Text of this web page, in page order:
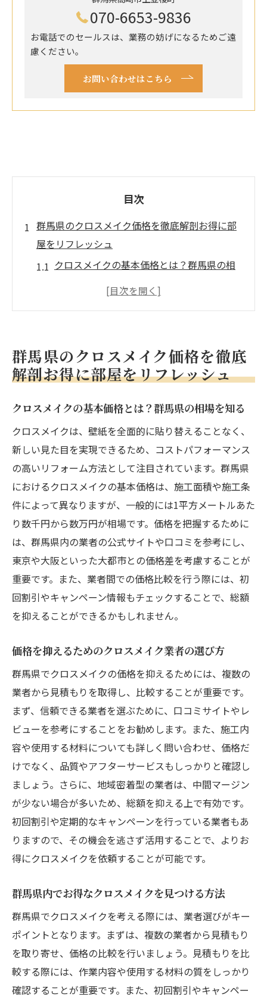
070-6653-9836
お電話でのセールスは、業務の妨げになるためご遠
慮ください。
お問い合わせはこちら
目次
群馬県のクロスメイク価格を徹底解剖お得に部
屋をリフレッシュ
クロスメイクの基本価格とは？群馬県の相
方法
クロスメイクとリフォームの違いは？価格
の比較
用
価格交渉で得するクロスメイクのテクニッ
ク
初めてのクロスメイク選び群馬県で失敗しない
ための価格比較
初めてクロスメイクを選ぶときの基本知識
群馬県のクロスメイク業者の選び方ガイド
見積もりを比較するためのポイント
クロスメイクの価格に影響を与える要素と
は？
る方法
群馬県内クロスメイク業者の選び方と価格を抑
信頼できるクロスメイク業者の見つけ方
価格を抑えるための交渉術
群馬県でのクロスメイク業者の評判を確認
する方法
初回割引を活用したお得なクロスメイク方
法
価格と品質のバランスが取れた業者選び
のヒント
クロスメイクで群馬県の住まいを最大限に活用
する賢い方法
クロスメイクで部屋の雰囲気を一新する
群馬県のクロスメイク価格を徹底
解剖お得に部屋をリフレッシュ
クロスメイクの基本価格とは？群馬県の相場を知る
クロスメイクは、壁紙を全面的に貼り替えることなく、
新しい見た目を実現できるため、コストパフォーマンス
の高いリフォーム方法として注目されています。群馬県
におけるクロスメイクの基本価格は、施工面積や施工条
件によって異なりますが、一般的には1平方メートルあた
り数千円から数万円が相場です。価格を把握するために
は、群馬県内の業者の公式サイトや口コミを参考にし、
東京や大阪といった大都市との価格差を考慮することが
重要です。また、業者間での価格比較を行う際には、初
回割引やキャンペーン情報もチェックすることで、総額
を抑えることができるかもしれません。
価格を抑えるためのクロスメイク業者の選び方
群馬県でクロスメイクの価格を抑えるためには、複数の
業者から見積もりを取得し、比較することが重要です。
まず、信頼できる業者を選ぶために、口コミサイトやレ
ビューを参考にすることをお勧めします。また、施工内
容や使用する材料についても詳しく問い合わせ、価格だ
けでなく、品質やアフターサービスもしっかりと確認し
ましょう。さらに、地域密着型の業者は、中間マージン
が少ない場合が多いため、総額を抑える上で有効です。
初回割引や定期的なキャンペーンを行っている業者もあ
りますので、その機会を逃さず活用することで、よりお
得にクロスメイクを依頼することが可能です。
群馬県内でお得なクロスメイクを見つける方法
群馬県でクロスメイクを考える際には、業者選びがキー
ポイントとなります。まずは、複数の業者から見積もり
を取り寄せ、価格の比較を行いましょう。見積もりを比
較する際には、作業内容や使用する材料の質をしっかり
確認することが重要です。また、初回割引やキャンペー